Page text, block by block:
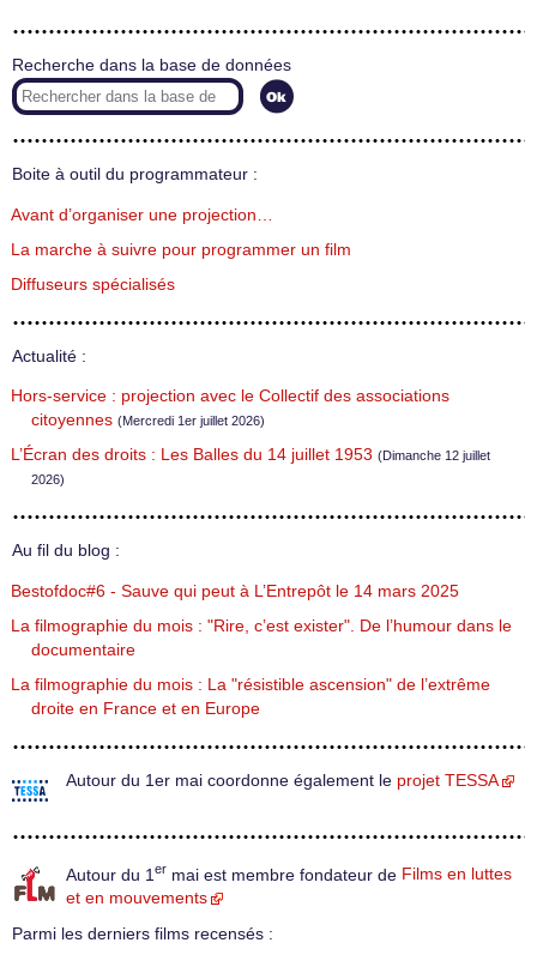
Recherche dans la base de données
Boite à outil du programmateur :
Avant d’organiser une projection…
La marche à suivre pour programmer un film
Diffuseurs spécialisés
Actualité :
Hors-service : projection avec le Collectif des associations
citoyennes (Mercredi 1er juillet 2026)
L’Écran des droits : Les Balles du 14 juillet 1953 (Dimanche 12 juillet
2026)
Au fil du blog :
Bestofdoc#6 - Sauve qui peut à L’Entrepôt le 14 mars 2025
La filmographie du mois : "Rire, c’est exister". De l’humour dans le
documentaire
La filmographie du mois : La "résistible ascension" de l’extrême
droite en France et en Europe
Autour du 1er mai coordonne également le projet TESSA
Autour du 1 er mai est membre fondateur de Films en luttes
et en mouvements
Parmi les derniers films recensés :